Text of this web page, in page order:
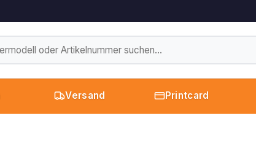
Versand Printcard